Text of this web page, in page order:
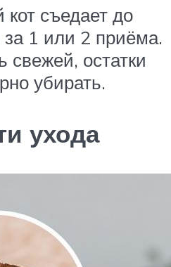
съедает до
1 или 2 приёма.
остатки
убирать.
ухода